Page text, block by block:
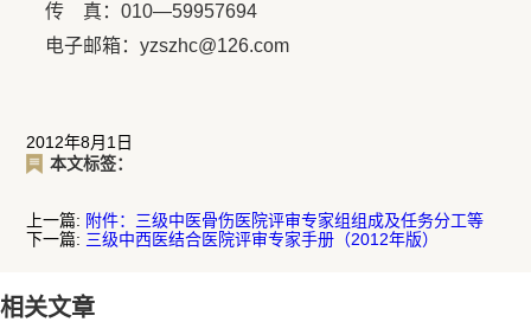
传 真：010—59957694
电子邮箱：yzszhc@126.com
2012年8月1日
本文标签：
上一篇: 附件：三级中医骨伤医院评审专家组组成及任务分工等
下一篇: 三级中西医结合医院评审专家手册（2012年版）
相关文章